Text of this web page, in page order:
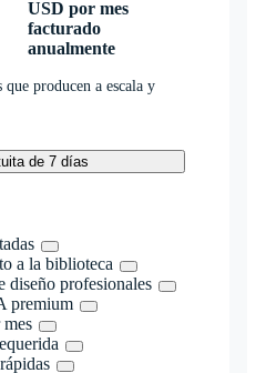
USD por mes
facturado
anualmente
que producen a escala y
de 7 días
a la biblioteca
diseño profesionales
premium